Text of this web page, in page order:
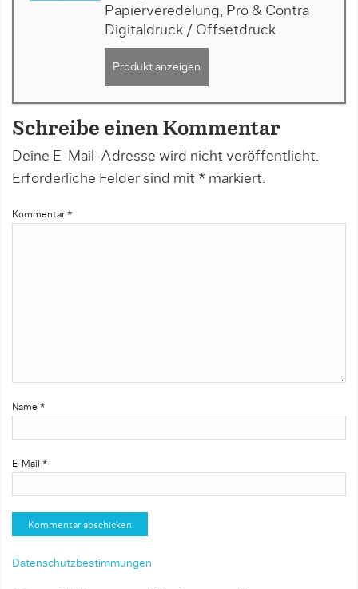
Papierveredelung, Pro & Contra
Digitaldruck / Offsetdruck
Produkt anzeigen
Schreibe einen Kommentar
Deine E-Mail-Adresse wird nicht veröffentlicht.
Erforderliche Felder sind mit * markiert.
Kommentar *
Name *
E-Mail *
Datenschutzbestimmungen